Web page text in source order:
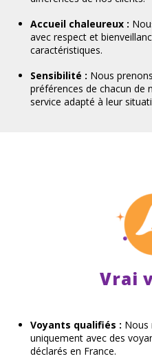
Accueil chaleureux :
avec respect et
caractéristiques.
Sensibilité : Nous
préférences de chacun de
service adapté à leur
Vrai
Voyants qualifiés : Nous
uniquement avec des
déclarés en France.